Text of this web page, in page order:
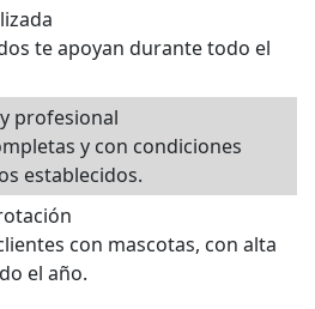
te apoyan durante todo el
profesional
y con condiciones
establecidos.
con mascotas, con alta
el año.